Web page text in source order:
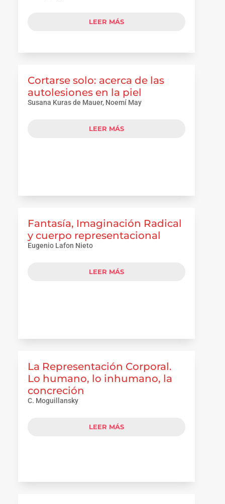
LEER MÁS
Cortarse solo: acerca de las
autolesiones en la piel
Susana Kuras de Mauer, Noemí May
LEER MÁS
Fantasía, Imaginación Radical
y cuerpo representacional
Eugenio Lafon Nieto
LEER MÁS
La Representación Corporal.
Lo humano, lo inhumano, la
concreción
C. Moguillansky
LEER MÁS